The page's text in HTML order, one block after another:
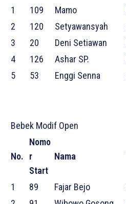
1 109 Mamo
2
120 Setyawansyah
3
20 Deni Setiawan
4
126 Ashar SP.
5
53 Enggi Senna
Bebek Modif Open
No.
Nomo
r
Start
Nama
1 89 Fajar Bejo